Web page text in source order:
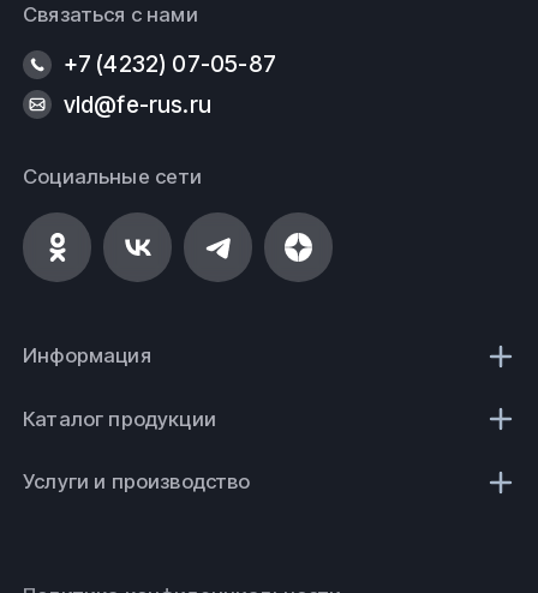
Связаться с нами
+7 (4232) 07-05-87
vld@fe-rus.ru
Социальные сети
Информация
Каталог продукции
Услуги и производство